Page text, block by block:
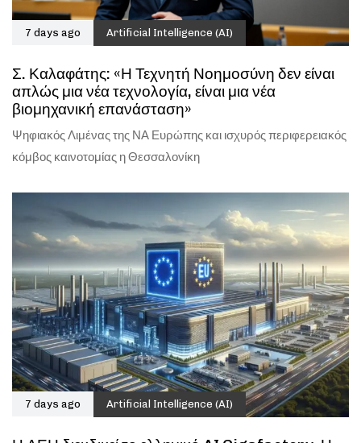
7 days ago Artificial Intelligence (AI)
Σ. Καλαφάτης: «Η Τεχνητή Νοημοσύνη δεν είναι
απλώς μια νέα τεχνολογία, είναι μια νέα
βιομηχανική επανάσταση»
Ψηφιακός Λιμένας της ΝΑ Ευρώπης και ισχυρός περιφερειακός
κόμβος καινοτομίας η Θεσσαλονίκη
7 days ago Artificial Intelligence (AI)